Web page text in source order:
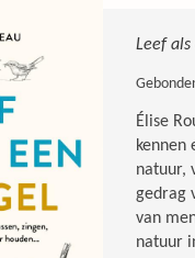
Bizarre
: van
·
:
·
:
Leef als
Élise
kennen
natuur,
gedrag
van
natuur